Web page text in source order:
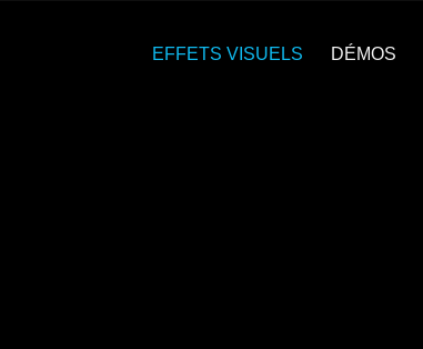
EFFETS VISUELS DÉMOS